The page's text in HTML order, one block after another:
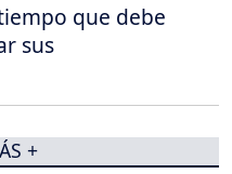
que debe
sus
+